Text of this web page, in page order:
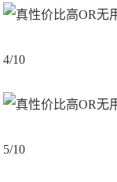
4/10
5/10